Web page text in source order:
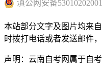
滇公网安备
本站部分文字及图片均来
时拨打电话或者发送邮件
声明：云南自考网属于自